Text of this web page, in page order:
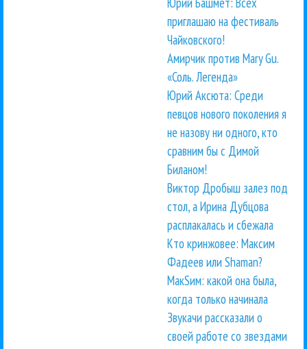
приглашаю на фестиваль
Чайковского!
Амирчик против Mary Gu.
«Соль. Легенда»
Юрий Аксюта: Среди
певцов нового поколения я
не назову ни одного, кто
сравним бы с Димой
Биланом!
Виктор Дробыш залез под
стол, а Ирина Дубцова
расплакалась и сбежала
Кто кринжовее: Максим
Фадеев или Shaman?
МакSим: какой она была,
когда только начинала
Звукачи рассказали о
своей работе со звездами